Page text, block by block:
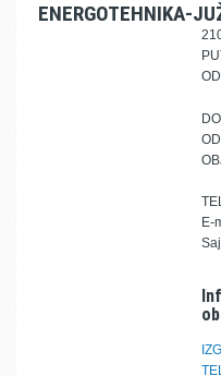
ENERGOTEHNIKA-
E-